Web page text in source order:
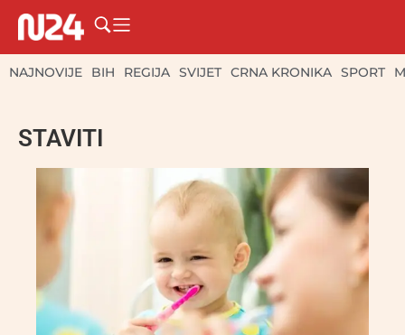
NAJNOVIJE BIH REGIJA SVIJET CRNA KRONIKA SPORT
STAVITI